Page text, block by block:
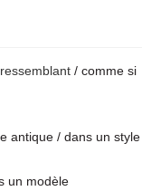
ressemblant / comme si
antique / dans un style
un modèle